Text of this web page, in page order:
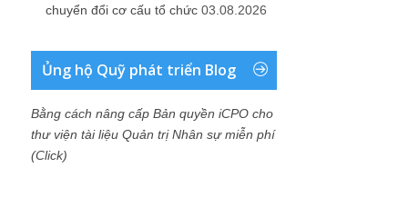
chuyển đổi cơ cấu tổ chức 03.08.2026
Ủng hộ Quỹ phát triển Blog
Bằng cách nâng cấp Bản quyền iCPO cho
thư viện tài liệu Quản trị Nhân sự miễn phí
(Click)